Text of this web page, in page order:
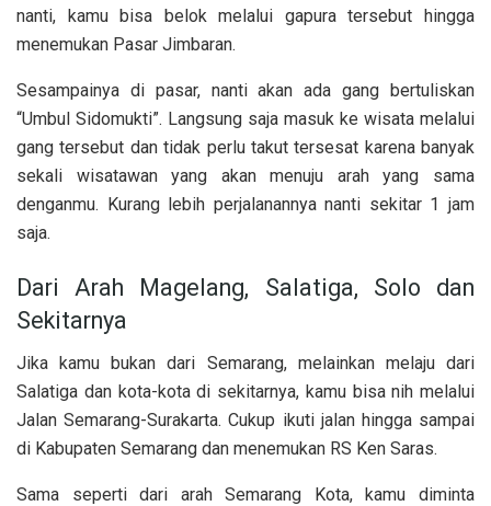
nanti, kamu bisa belok melalui gapura tersebut hingga
menemukan Pasar Jimbaran.
Sesampainya di pasar, nanti akan ada gang bertuliskan
“Umbul Sidomukti”. Langsung saja masuk ke wisata melalui
gang tersebut dan tidak perlu takut tersesat karena banyak
sekali wisatawan yang akan menuju arah yang sama
denganmu. Kurang lebih perjalanannya nanti sekitar 1 jam
saja.
Dari Arah Magelang, Salatiga, Solo dan
Sekitarnya
Jika kamu bukan dari Semarang, melainkan melaju dari
Salatiga dan kota-kota di sekitarnya, kamu bisa nih melalui
Jalan Semarang-Surakarta. Cukup ikuti jalan hingga sampai
di Kabupaten Semarang dan menemukan RS Ken Saras.
Sama seperti dari arah Semarang Kota, kamu diminta